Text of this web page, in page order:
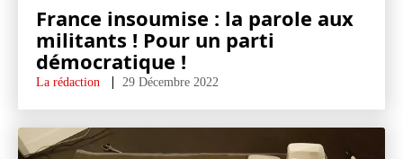
France insoumise : la parole aux
militants ! Pour un parti
démocratique !
La rédaction 29 Décembre 2022